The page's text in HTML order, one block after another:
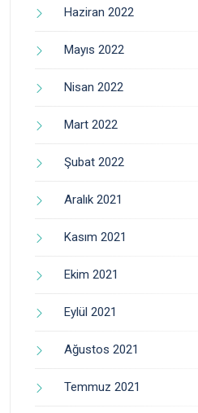
Haziran 2022
Mayıs 2022
Nisan 2022
Mart 2022
Şubat 2022
Aralık 2021
Kasım 2021
Ekim 2021
Eylül 2021
Ağustos 2021
Temmuz 2021